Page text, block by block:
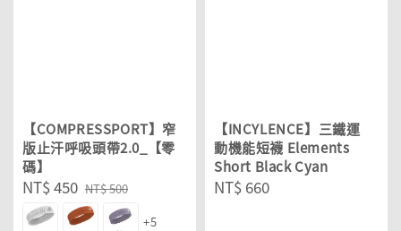
【COMPRESSPORT】窄
版止汗呼吸頭帶2.0_【零
碼】
Sale
price
NT$ 450 Regular
price
NT$ 500
+5
【INCYLENCE】三鐵運
動機能短襪 Elements
Short Black Cyan
Regular
NT$ 660